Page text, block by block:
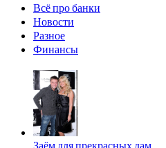
Всё про банки
Новости
Разное
Финансы
Заём для прекрасных дам